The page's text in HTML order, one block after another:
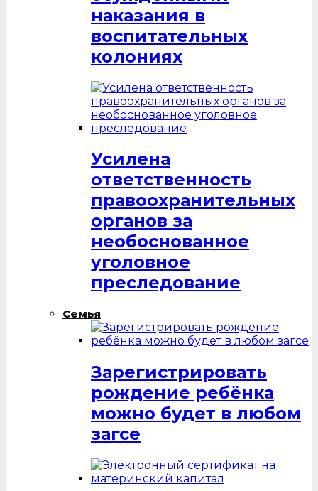
наказания в
воспитательных
колониях
Усилена
ответственность
правоохранительных
органов за
необоснованное
уголовное
преследование
Семья
Зарегистрировать
рождение ребёнка
можно будет в любом
загсе